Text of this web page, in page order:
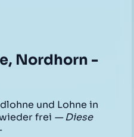
Nordhorn -
und Lohne in
frei — Diese